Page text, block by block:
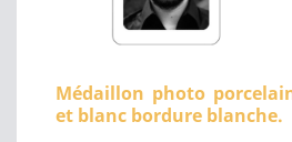
Médaillon photo
et blanc bordure blanche.